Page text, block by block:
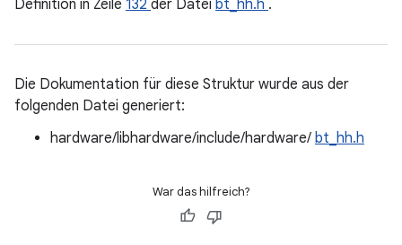
Definition in Zeile 132 der Datei bt_hh.h .
Die Dokumentation für diese Struktur wurde aus der
folgenden Datei generiert:
hardware/libhardware/include/hardware/ bt_hh.h
War das hilfreich?